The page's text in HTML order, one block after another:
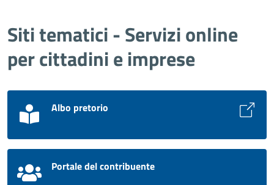
Siti tematici - Servizi online
per cittadini e imprese
Albo pretorio
Portale del contribuente